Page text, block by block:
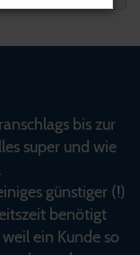
bis zur
super und wie
günstiger (!)
benötigt
ein Kunde so